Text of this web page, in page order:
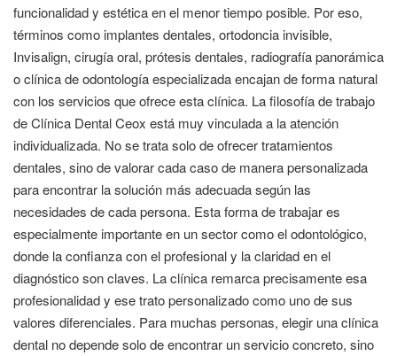
funcionalidad y estética en el menor tiempo posible. Por eso,
términos como implantes dentales, ortodoncia invisible,
Invisalign, cirugía oral, prótesis dentales, radiografía panorámica
o clínica de odontología especializada encajan de forma natural
con los servicios que ofrece esta clínica. La filosofía de trabajo
de Clínica Dental Ceox está muy vinculada a la atención
individualizada. No se trata solo de ofrecer tratamientos
dentales, sino de valorar cada caso de manera personalizada
para encontrar la solución más adecuada según las
necesidades de cada persona. Esta forma de trabajar es
especialmente importante en un sector como el odontológico,
donde la confianza con el profesional y la claridad en el
diagnóstico son claves. La clínica remarca precisamente esa
profesionalidad y ese trato personalizado como uno de sus
valores diferenciales. Para muchas personas, elegir una clínica
dental no depende solo de encontrar un servicio concreto, sino